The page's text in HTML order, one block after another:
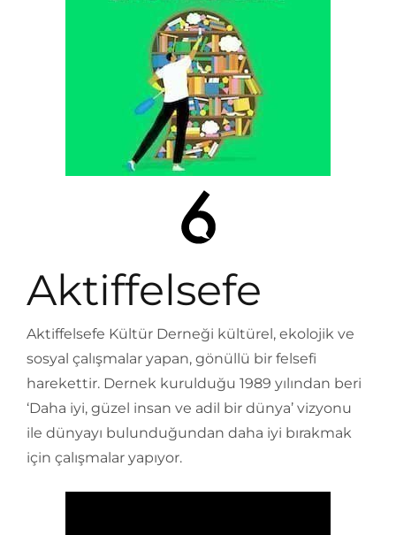
Aktiffelsefe
Aktiffelsefe Kültür Derneği kültürel, ekolojik ve
sosyal çalışmalar yapan, gönüllü bir felsefi
harekettir. Dernek kurulduğu 1989 yılından beri
‘Daha iyi, güzel insan ve adil bir dünya’ vizyonu
ile dünyayı bulunduğundan daha iyi bırakmak
için çalışmalar yapıyor.